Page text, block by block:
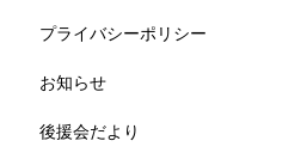
プライバシーポリシー
お知らせ
後援会だより